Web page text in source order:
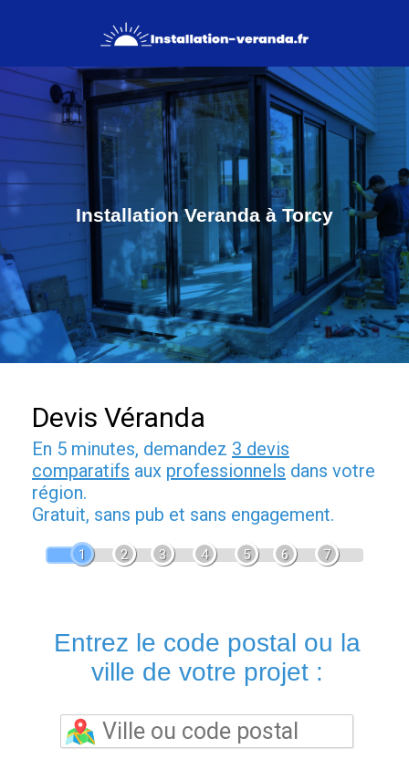
Installation Veranda à Torcy
Devis Véranda
En 5 minutes, demandez 3 devis
comparatifs aux professionnels dans votre
région.
Gratuit, sans pub et sans engagement.
1 2 3 4 5 6 7
Entrez le code postal ou la
ville de votre projet :